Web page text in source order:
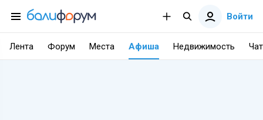
Войти
Лента Форум Места Афиша Недвижимость Чат